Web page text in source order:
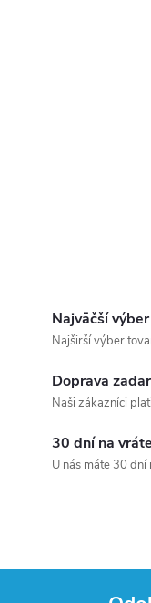
Najväčší
Najširší výber
Doprava
Naši zákazníci
30 dní na
U nás máte 30